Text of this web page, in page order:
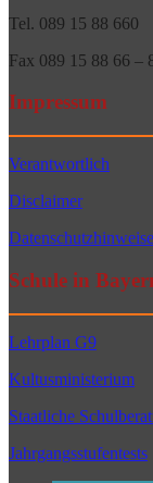
Tel. 089 15 88 660
Fax 089 15 88 66 –
Impressum
Verantwortlich
Disclaimer
Datenschutzhinweise
Schule in
Lehrplan G9
Kultusministerium
Staatliche
Jahrgangsstufentests